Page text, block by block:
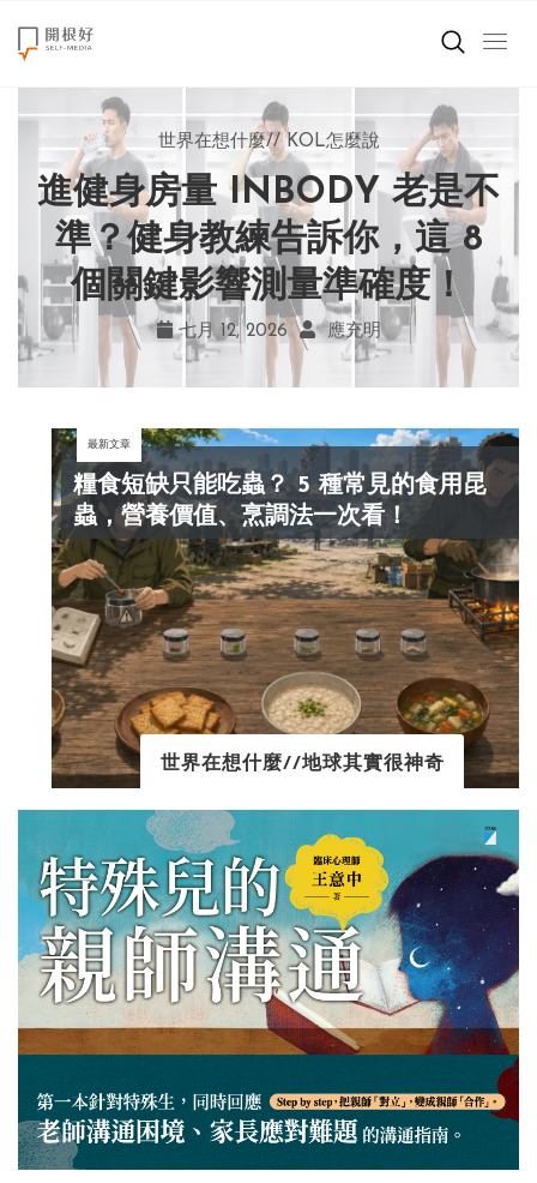
來點正能量
世界在想什麼
創造美好生活
小孩不是噩夢
職場商業經濟
影片專區
關於我們
世界在想什麼//地球村發生的事
AI 複製吉卜力畫風引爭議！
宮崎駿用七年證明：人腦創
作仍無可取代
七月 19, 2026 菲利浦．科特勒
來點正能量//與自己和解
別讓過去的榮耀嘲笑現在！
學會捨棄獎盃，活出當下的
真實幸福
七月 17, 2026 亞瑟．布魯克斯
來點正能量//女力至上
改變不用驚天動地！《米娜
家的星期六》看小女孩如何
勇敢跨出第一步
七月 22, 2026 不正田心
世界在想什麼//KOL怎麼說
進健身房量 INBODY 老是不
準？健身教練告訴你，這 8
個關鍵影響測量準確度！
七月 12, 2026 應充明
糧食短缺只能吃蟲？ 5 種常見的食用昆
蟲，營養價值、烹調法一次看！
最新文章
世界在想什麼//地球其實很神奇